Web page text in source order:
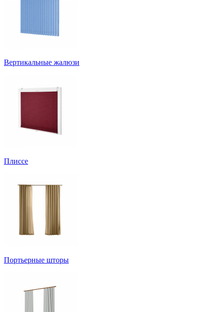
Вертикальные жалюзи
Плиссе
Портьерные шторы